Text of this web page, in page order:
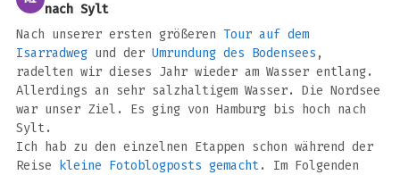
nach Sylt
Nach unserer ersten größeren Tour auf dem
Isarradwegund der Umrundung des Bodensees ,
radelten wir dieses Jahr wieder am Wasser entlang.
Allerdings an sehr salzhaltigem Wasser. Die Nordsee
war unser Ziel. Es ging von Hamburg bis hoch nach
Sylt.
Ich hab zu den einzelnen Etappen schon während der
Reise
kleine Fotoblogposts gemacht. Im Folgenden